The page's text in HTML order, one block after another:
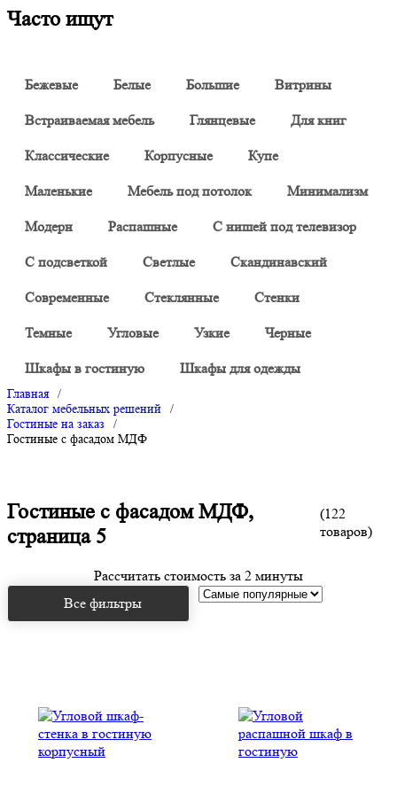
Часто ищут
Бежевые Белые Большие Витрины
Встраиваемая мебель Глянцевые Для книг
Классические Корпусные Купе
Маленькие Мебель под потолок Минимализм
Модерн Распашные С нишей под телевизор
С подсветкой Светлые Скандинавский
Современные Стеклянные Стенки
Темные Угловые Узкие Черные
Шкафы в гостиную Шкафы для одежды
Главная
/
Каталог мебельных решений
/
Гостиные на заказ
/
Гостиные с фасадом МДФ
Гостиные с фасадом МДФ,
страница 5
(122
товаров)
Рассчитать стоимость за 2 минуты
Все фильтры